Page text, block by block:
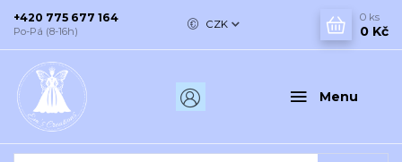
Menu
CZK
+420 775 677 164
Po-Pá (8-16h)
0 ks
0 Kč